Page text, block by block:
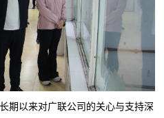
期以来对广联公司的关心与支持深